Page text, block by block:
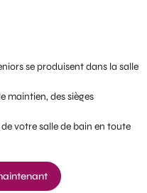
se produisent dans la salle
maintien, des sièges
votre salle de bain en toute